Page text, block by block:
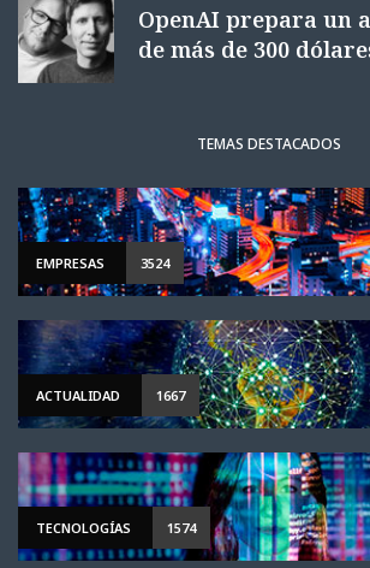
OpenAI prepara un
de más de 300
TEMAS DESTACADOS
EMPRESAS 3524
ACTUALIDAD 1667
TECNOLOGÍAS 1574